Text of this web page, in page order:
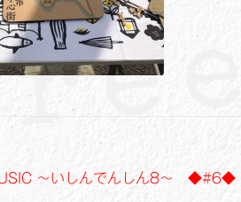
～いしんでんしん8～ ◆#6◆